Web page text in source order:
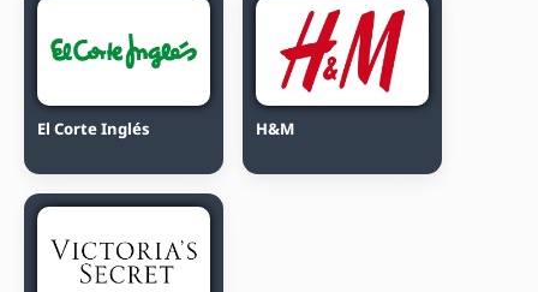
El Corte Inglés H&M